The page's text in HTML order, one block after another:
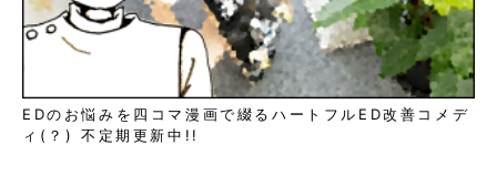
EDのお悩みを四コマ漫画で綴るハートフルED改善コメデ
ィ(？) 不定期更新中!!